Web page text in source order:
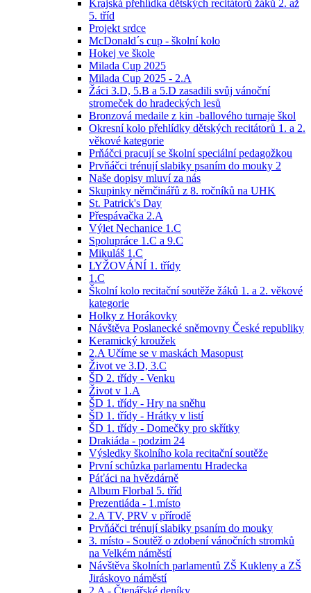
Krajská přehlídka dětských recitátorů žáků 2. až
5. tříd
Projekt srdce
McDonald´s cup - školní kolo
Hokej ve škole
Milada Cup 2025
Milada Cup 2025 - 2.A
Žáci 3.D, 5.B a 5.D zasadili svůj vánoční
stromeček do hradeckých lesů
Bronzová medaile z kin -ballového turnaje škol
Okresní kolo přehlídky dětských recitátorů 1. a 2.
věkové kategorie
Prňáčci pracují se školní speciální pedagožkou
Prvňáčci trénují slabiky psaním do mouky 2
Naše dopisy mluví za nás
Skupinky němčinářů z 8. ročníků na UHK
St. Patrick's Day
Přespávačka 2.A
Výlet Nechanice 1.C
Spolupráce 1.C a 9.C
Mikuláš 1.C
LYŽOVÁNÍ 1. třídy
1.C
Školní kolo recitační soutěže žáků 1. a 2. věkové
kategorie
Holky z Horákovky
Návštěva Poslanecké sněmovny České republiky
Keramický kroužek
2.A Učíme se v maskách Masopust
Život ve 3.D, 3.C
ŠD 2. třídy - Venku
Život v 1.A
ŠD 1. třídy - Hry na sněhu
ŠD 1. třídy - Hrátky v listí
ŠD 1. třídy - Domečky pro skřítky
Drakiáda - podzim 24
Výsledky školního kola recitační soutěže
První schůzka parlamentu Hradecka
Páťáci na hvězdárně
Album Florbal 5. tříd
Prezentiáda - 1.místo
2.A TV, PRV v přírodě
Prvňáčci trénují slabiky psaním do mouky
3. místo - Soutěž o zdobení vánočních stromků
na Velkém náměstí
Návštěva školních parlamentů ZŠ Kukleny a ZŠ
Jiráskovo náměstí